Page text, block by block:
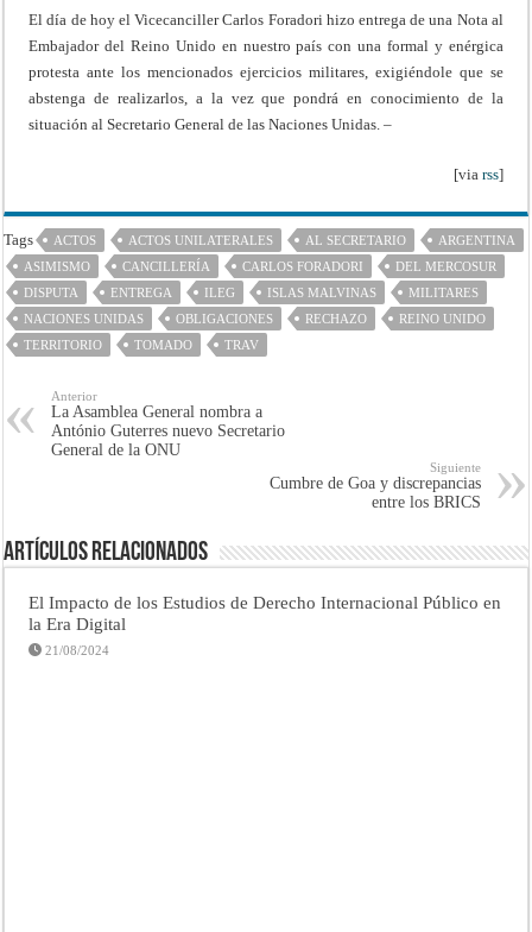
El día de hoy el Vicecanciller Carlos Foradori hizo entrega de una Nota al
Embajador del Reino Unido en nuestro país con una formal y enérgica
protesta ante los mencionados ejercicios militares, exigiéndole que se
abstenga de realizarlos, a la vez que pondrá en conocimiento de la
situación al Secretario General de las Naciones Unidas. –
[via rss]
Tags ACTOS ACTOS UNILATERALES AL SECRETARIO
ARGENTINA
ASIMISMO
CANCILLERÍA CARLOS FORADORI
DEL MERCOSUR
DISPUTA
ENTREGA ILEG ISLAS MALVINAS
MILITARES
NACIONES UNIDAS
OBLIGACIONES RECHAZO
REINO UNIDO
TERRITORIO
TOMADO TRAV
Anterior
La Asamblea General nombra a
António Guterres nuevo Secretario
General de la ONU
Siguiente
Cumbre de Goa y discrepancias
entre los BRICS
Artículos Relacionados
El Impacto de los Estudios de Derecho Internacional Público en
la Era Digital
21/08/2024